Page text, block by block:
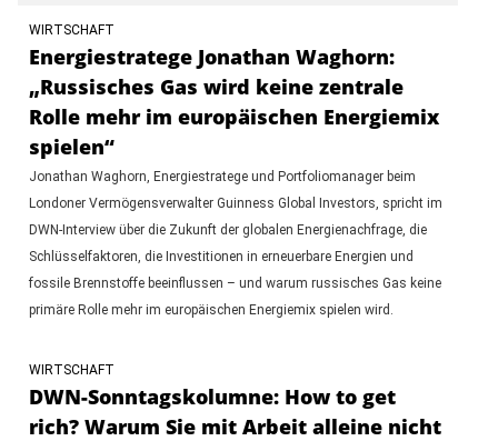
WIRTSCHAFT
Energiestratege Jonathan Waghorn:
„Russisches Gas wird keine zentrale
Rolle mehr im europäischen Energiemix
spielen“
Jonathan Waghorn, Energiestratege und Portfoliomanager beim
Londoner Vermögensverwalter Guinness Global Investors, spricht im
DWN-Interview über die Zukunft der globalen Energienachfrage, die
Schlüsselfaktoren, die Investitionen in erneuerbare Energien und
fossile Brennstoffe beeinflussen – und warum russisches Gas keine
primäre Rolle mehr im europäischen Energiemix spielen wird.
WIRTSCHAFT
DWN-Sonntagskolumne: How to get
rich? Warum Sie mit Arbeit alleine nicht